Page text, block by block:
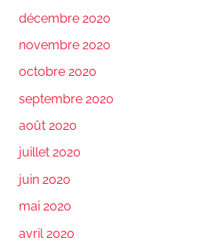
décembre 2020
novembre 2020
octobre 2020
septembre 2020
août 2020
juillet 2020
juin 2020
mai 2020
avril 2020